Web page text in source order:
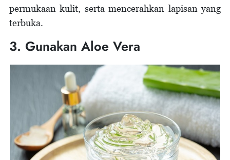
permukaan kulit, serta mencerahkan lapisan yang
terbuka.
3. Gunakan Aloe Vera